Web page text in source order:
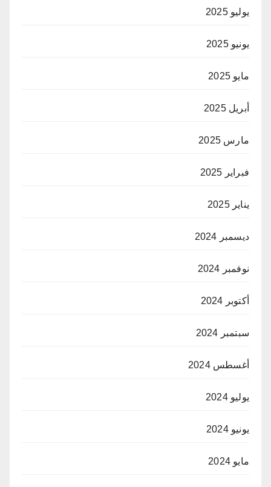
يوليو 2025
يونيو 2025
مايو 2025
أبريل 2025
مارس 2025
فبراير 2025
يناير 2025
ديسمبر 2024
نوفمبر 2024
أكتوبر 2024
سبتمبر 2024
أغسطس 2024
يوليو 2024
يونيو 2024
مايو 2024